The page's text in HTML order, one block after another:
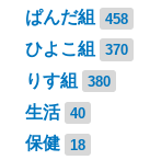
ぱんだ組 458
ひよこ組 370
りす組 380
生活 40
保健 18